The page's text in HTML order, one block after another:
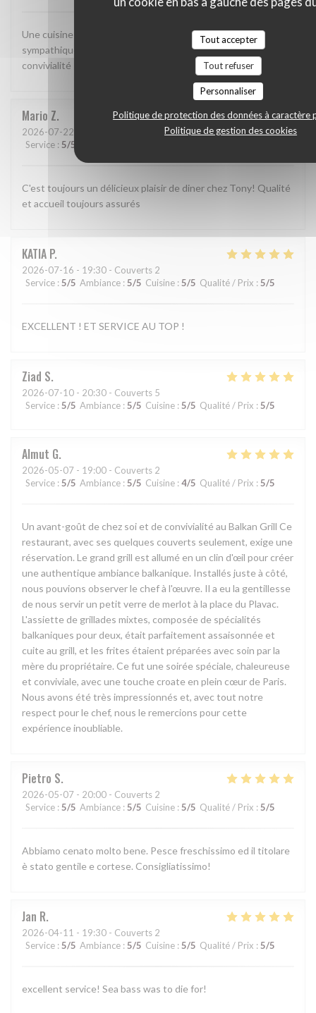
Tout accepter
Tout refuser
Personnaliser
Politique de protection des données à caractère
Politique de gestion des cookies
Une cuisine méditerranéenne bien exécutée. Une ambiance
sympathique. Il ne manque rien pour un moment de
convivialité !
Mario Z
2026-07-22
Service : 5/5
C'est toujours un délicieux plaisir de diner chez Tony! Qualité
et accueil toujours assurés
KATIA P
2026-07-16 - 19:30 - Couverts 2
Service : 5/5 Ambiance : 5/5 Cuisine : 5/5 Qualité / Prix : 5/5
EXCELLENT ! ET SERVICE AU TOP !
Ziad S
2026-07-10 - 20:30 - Couverts 5
Service : 5/5 Ambiance : 5/5 Cuisine : 5/5 Qualité / Prix : 5/5
Almut G
2026-05-07 - 19:00 - Couverts 2
Service : 5/5 Ambiance : 5/5 Cuisine : 4/5 Qualité / Prix : 5/5
Un avant-goût de chez soi et de convivialité au Balkan Grill Ce
restaurant, avec ses quelques couverts seulement, exige une
réservation. Le grand grill est allumé en un clin d'œil pour créer
une authentique ambiance balkanique. Installés juste à côté,
nous pouvions observer le chef à l'œuvre. Il a eu la gentillesse
de nous servir un petit verre de merlot à la place du Plavac.
L'assiette de grillades mixtes, composée de spécialités
balkaniques pour deux, était parfaitement assaisonnée et
cuite au grill, et les frites étaient préparées avec soin par la
mère du propriétaire. Ce fut une soirée spéciale, chaleureuse
et conviviale, avec une touche croate en plein cœur de Paris.
Nous avons été très impressionnés et, avec tout notre
respect pour le chef, nous le remercions pour cette
expérience inoubliable.
Pietro S
2026-05-07 - 20:00 - Couverts 2
Service : 5/5 Ambiance : 5/5 Cuisine : 5/5 Qualité / Prix : 5/5
Abbiamo cenato molto bene. Pesce freschissimo ed il titolare
è stato gentile e cortese. Consigliatissimo!
Jan R
2026-04-11 - 19:30 - Couverts 2
Service : 5/5 Ambiance : 5/5 Cuisine : 5/5 Qualité / Prix : 5/5
excellent service! Sea bass was to die for!